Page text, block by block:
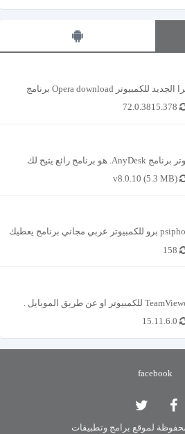
لدى ملايين من المستخدمين على...
72.0.3815.378
v8.0.10 (5.3 MB)
المواقع المحجوبة...
158
عن...
15.11.6.0
facebook
لموقع برامج وتطبيقات